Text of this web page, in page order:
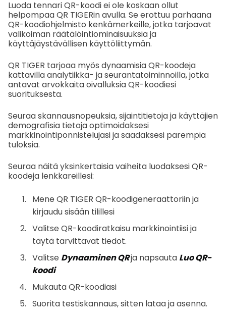
Luoda tennari QR-koodi ei ole koskaan ollut
helpompaa QR TIGERin avulla. Se erottuu parhaana
QR-koodiohjelmisto kenkämerkeille, jotka tarjoavat
valikoiman räätälöintiominaisuuksia ja
käyttäjäystävällisen käyttöliittymän.
QR TIGER tarjoaa myös dynaamisia QR-koodeja
kattavilla analytiikka- ja seurantatoiminnoilla, jotka
antavat arvokkaita oivalluksia QR-koodiesi
suorituksesta.
Seuraa skannausnopeuksia, sijaintitietoja ja käyttäjien
demografisia tietoja optimoidaksesi
markkinointiponnistelujasi ja saadaksesi parempia
tuloksia.
Seuraa näitä yksinkertaisia vaiheita luodaksesi QR-
koodeja lenkkareillesi:
Mene QR TIGER QR-koodigeneraattoriin ja
kirjaudu sisään tilillesi
Valitse QR-koodiratkaisu markkinointiisi ja
täytä tarvittavat tiedot.
Valitse Dynaaminen QRja napsauta Luo QR-
koodi
Mukauta QR-koodiasi
Suorita testiskannaus, sitten lataa ja asenna.